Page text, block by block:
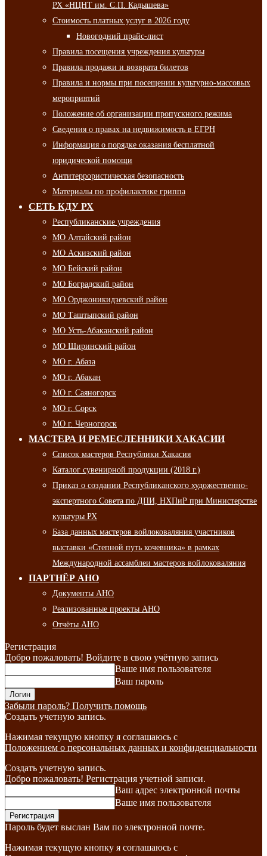
РХ «НЦНТ им. С.П. Кадышева»
Стоимость платных услуг в 2026 году
Новогодний прайс-лист
Правила посещения учреждения культуры
Правила продажи и возврата билетов
Правила и нормы при посещении культурно-массовых
мероприятий
Положение об организации пропускного режима
Сведения о правах на недвижимость в ЕГРН
Информация о порядке оказания бесплатной
юридической помощи
Антитеррористическая безопасность
Материалы по профилактике гриппа
СЕТЬ КДУ РХ
Республиканские учреждения
МО Алтайский район
МО Аскизский район
МО Бейский район
МО Боградский район
МО Орджоникидзевский район
МО Таштыпский район
МО Усть-Абаканский район
МО Ширинский район
МО г. Абаза
МО г. Абакан
МО г. Саяногорск
МО г. Сорск
МО г. Черногорск
МАСТЕРА И РЕМЕСЛЕННИКИ ХАКАСИИ
Список мастеров Республики Хакасия
Каталог сувенирной продукции (2018 г.)
Приказ о создании Республиканского художественно-
экспертного Совета по ДПИ, НХПиР при Министерстве
культуры РХ
База данных мастеров войлоковаляния участников
выставки «Степной путь кочевника» в рамках
Международной ассамблеи мастеров войлоковаляния
ПАРТНЁР АНО
Документы АНО
Реализованные проекты АНО
Отчёты АНО
Регистрация
Добро пожаловать! Войдите в свою учётную запись
Ваше имя пользователя
Ваш пароль
Забыли пароль? Получить помощь
Создать учетную запись.
Нажимая текущую кнопку я соглашаюсь с
Положением о персональных данных и конфиденциальности
Создать учетную запись.
Добро пожаловать! Регистрация учетной записи.
Ваш адрес электронной почты
Ваше имя пользователя
Пароль будет выслан Вам по электронной почте.
Нажимая текущую кнопку я соглашаюсь с